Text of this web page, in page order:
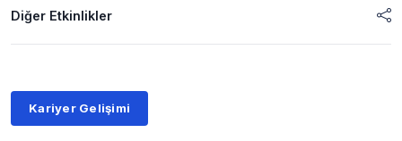
Diğer Etkinlikler
Kariyer Gelişimi